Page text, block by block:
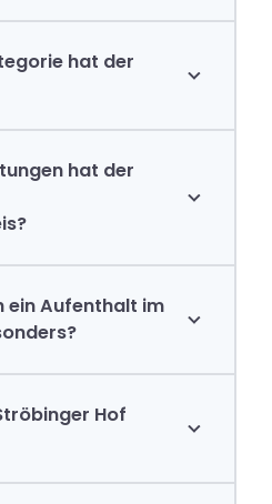
hat der
hat der
ein Aufenthalt im
Hof